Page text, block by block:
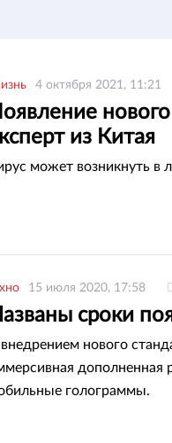
4 октября 2021, 11:21
из Китая
может возникнуть в
15 июля 2020, 17:58
сроки
нового
дополненная
голограммы.